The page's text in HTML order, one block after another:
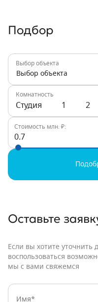
Подбор
Выбор объекта
Выбор объекта
Комнатность
Студия 1 2
Стоимость млн. ₽:
0.7
Оставьте
Если вы хотите уточнить
воспользоваться
мы с вами свяжемся